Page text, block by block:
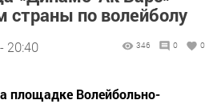
страны по волейболу
20:40 346 0 0
площадке Волейбольно-